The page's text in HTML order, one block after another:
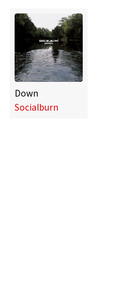
Down
Socialburn